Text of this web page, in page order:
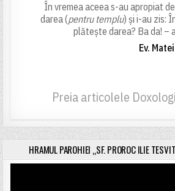
În vremea aceea s-au apropiat
darea (pentru templu) și i-au zis:
plătește darea? Ba da! –
Ev.
Preia articolele
HRAMUL PAROHIEI „SF. PROROC ILIE